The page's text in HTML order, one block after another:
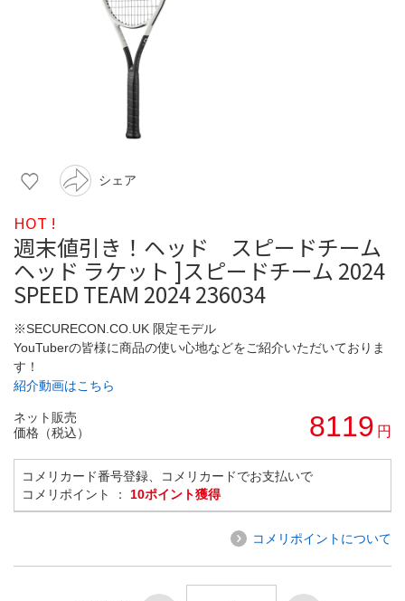
シェア
HOT !
週末値引き！ヘッド スピードチーム
ヘッド ラケット ]スピードチーム 2024
SPEED TEAM 2024 236034
※SECURECON.CO.UK 限定モデル
YouTuberの皆様に商品の使い心地などをご紹介いただいておりま
す！
紹介動画はこちら
ネット販売
価格（税込）
8119 円
コメリカード番号登録、コメリカードでお支払いで
コメリポイント ： 10ポイント獲得
コメリポイントについて